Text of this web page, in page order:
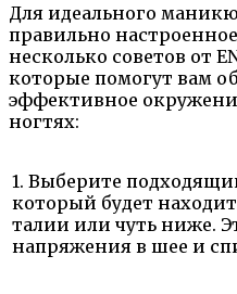
Для идеального
правильно
несколько советов от
которые помогут вам
эффективное
ногтях:
1. Выберите
который будет
талии или чуть ниже.
напряжения в шее и